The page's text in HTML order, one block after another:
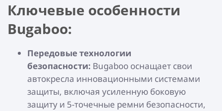
Ключевые особенности
Bugaboo:
Передовые технологии
безопасности: Bugaboo оснащает свои
автокресла инновационными системами
защиты, включая усиленную боковую
защиту и 5-точечные ремни безопасности,